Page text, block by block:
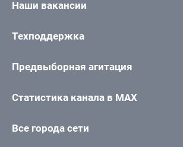
Наши вакансии
Техподдержка
Предвыборная агитация
Статистика канала в MAX
Все города сети